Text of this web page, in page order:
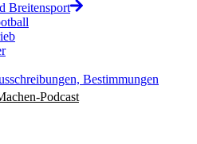
Breitensport
Bestimmungen
Podcast